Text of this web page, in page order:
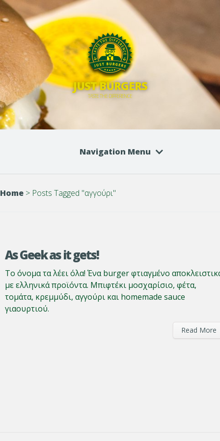
JUST BURGERS
TASTE THE DIFFERENCE
Navigation Menu
Home > Posts Tagged "αγγούρι"
As Geek as it gets!
Το όνομα τα λέει όλα! Ένα burger φτιαγμένο
με ελληνικά προϊόντα. Μπιφτέκι μοσχαρίσιο, φέτα,
τομάτα, κρεμμύδι, αγγούρι και homemade sauce
γιαουρτιού.
Read More